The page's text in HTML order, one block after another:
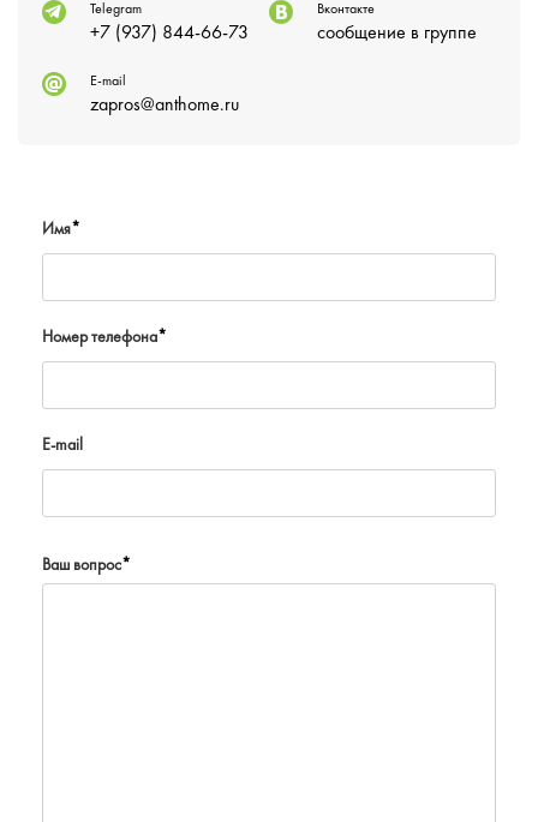
Telegram
+7 (937) 844-66-73
Вконтакте
сообщение в группе
E-mail
zapros@anthome.ru
Имя*
Номер телефона*
E-mail
Ваш вопрос*